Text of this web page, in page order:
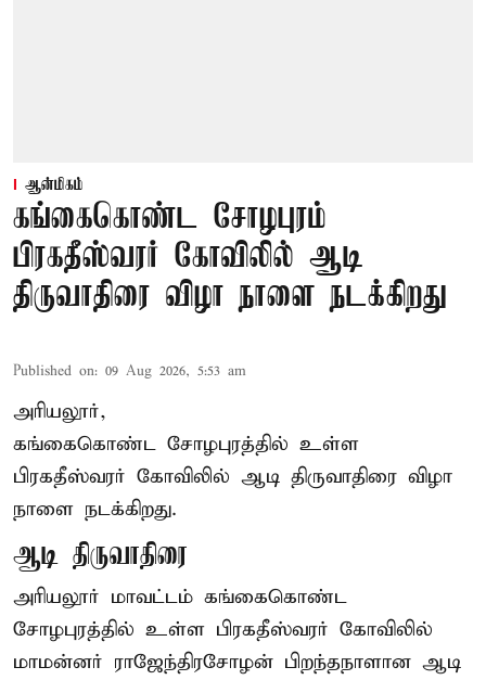
ஆன்மிகம்
கங்கைகொண்ட சோழபுரம்
பிரகதீஸ்வரர் கோவிலில் ஆடி
திருவாதிரை விழா நாளை நடக்கிறது
Published on: 09 Aug 2026, 5:53 am
அரியலூர்,
கங்கைகொண்ட சோழபுரத்தில் உள்ள
பிரகதீஸ்வரர் கோவிலில் ஆடி திருவாதிரை விழா
நாளை நடக்கிறது.
ஆடி திருவாதிரை
அரியலூர் மாவட்டம் கங்கைகொண்ட
சோழபுரத்தில் உள்ள பிரகதீஸ்வரர் கோவிலில்
மாமன்னர் ராஜேந்திரசோழன் பிறந்தநாளான ஆடி